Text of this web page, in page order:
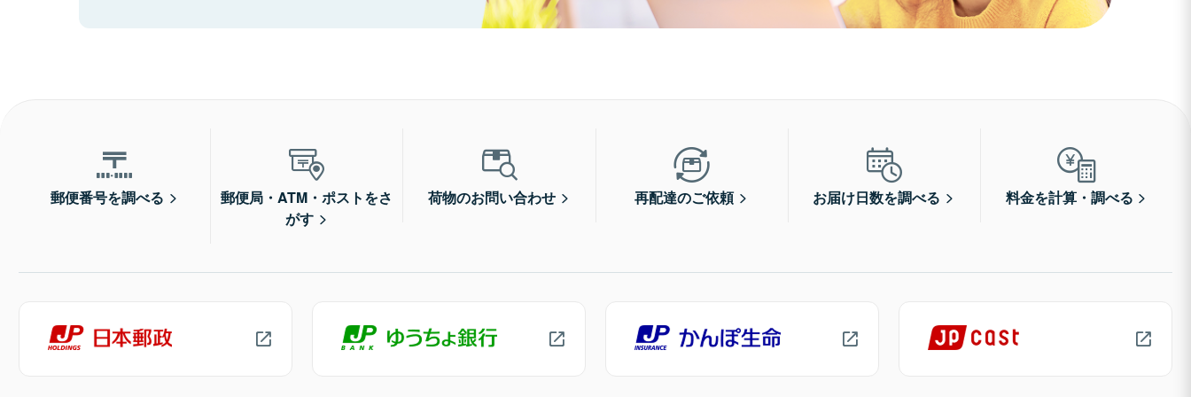
郵便番号を調べる
郵便局・ATM・ポストをさ
がす
荷物のお問い合わせ 再配達のご依頼 お届け日数を調べる 料金を計算・調べる